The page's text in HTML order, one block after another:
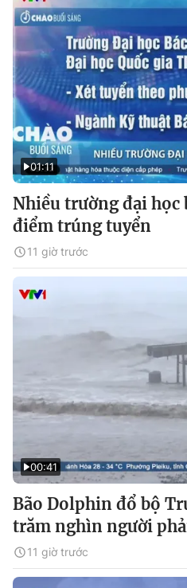
01:11
Nhiều trường đại học
điểm trúng tuyển
11 giờ trước
00:41
Bão Dolphin đổ bộ
trăm nghìn người
11 giờ trước